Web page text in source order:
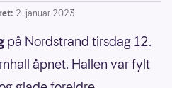
2. januar 2023
på Nordstrand tirsdag 12.
åpnet. Hallen var fylt